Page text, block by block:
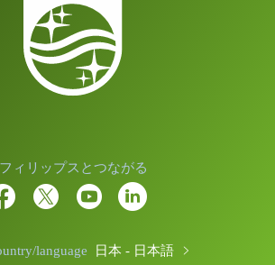
フィリップスとつながる
language 日本 - 日本語